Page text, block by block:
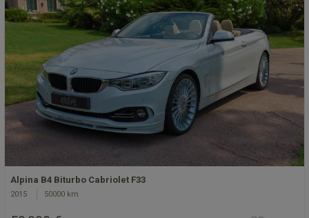
Alpina B4 Biturbo Cabriolet F33
2015 50000 km